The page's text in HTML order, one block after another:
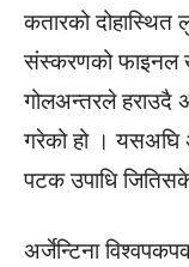
कतारको
संस्करणको फाइनल
गोलअन्तरले हराउदै
गरेको हो । यसअघि
पटक उपाधि
अर्जेन्टिना